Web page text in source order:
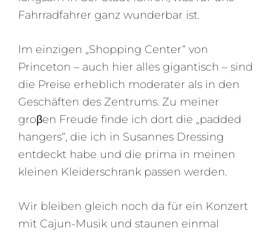
Fahrradfahrer ganz wunderbar ist.
Im einzigen „Shopping Center“ von
Princeton – auch hier alles gigantisch – sind
die Preise erheblich moderater als in den
Geschäften des Zentrums. Zu meiner
groβen Freude finde ich dort die „padded
hangers“, die ich in Susannes Dressing
entdeckt habe und die prima in meinen
kleinen Kleiderschrank passen werden.
Wir bleiben gleich noch da für ein Konzert
mit Cajun-Musik und staunen einmal